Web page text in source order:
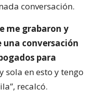
conversación.
me grabaron y
conversación
para
sola en esto y tengo
recalcó.